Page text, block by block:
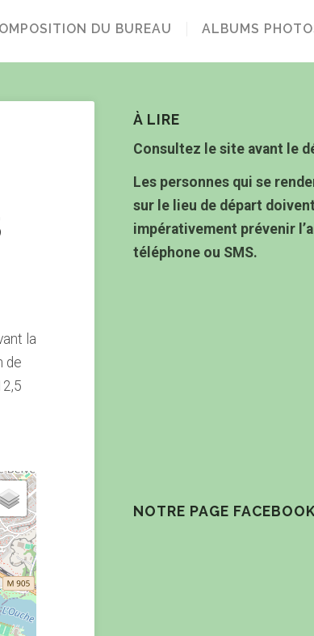
DU BUREAU ALBUMS
la
de
À LIRE
Consultez le site avant le
Les personnes qui se
sur le lieu de départ doivent
impérativement prévenir
téléphone ou SMS.
NOTRE PAGE FACEBOOK